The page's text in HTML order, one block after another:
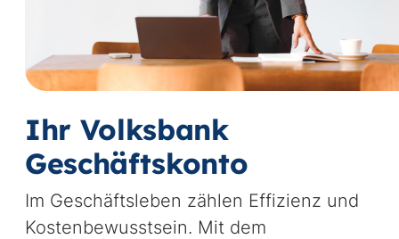
Ihr Volksbank
Geschäftskonto
Im Geschäftsleben zählen Effizienz und
Kostenbewusstsein. Mit dem